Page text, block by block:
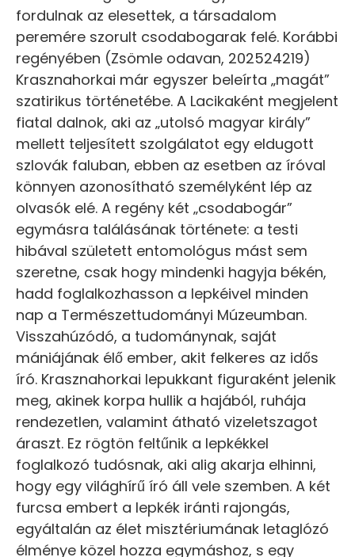
fordulnak az elesettek, a társadalom
peremére szorult csodabogarak felé. Korábbi
regényében (Zsömle odavan, 202524219)
Krasznahorkai már egyszer beleírta „magát”
szatirikus történetébe. A Lacikaként megjelent
fiatal dalnok, aki az „utolsó magyar király”
mellett teljesített szolgálatot egy eldugott
szlovák faluban, ebben az esetben az íróval
könnyen azonosítható személyként lép az
olvasók elé. A regény két „csodabogár”
egymásra találásának története: a testi
hibával született entomológus mást sem
szeretne, csak hogy mindenki hagyja békén,
hadd foglalkozhasson a lepkéivel minden
nap a Természettudományi Múzeumban.
Visszahúzódó, a tudománynak, saját
mániájának élő ember, akit felkeres az idős
író. Krasznahorkai lepukkant figuraként jelenik
meg, akinek korpa hullik a hajából, ruhája
rendezetlen, valamint átható vizeletszagot
áraszt. Ez rögtön feltűnik a lepkékkel
foglalkozó tudósnak, aki alig akarja elhinni,
hogy egy világhírű író áll vele szemben. A két
furcsa embert a lepkék iránti rajongás,
egyáltalán az élet misztériumának letaglózó
élménye közel hozza egymáshoz, s egy